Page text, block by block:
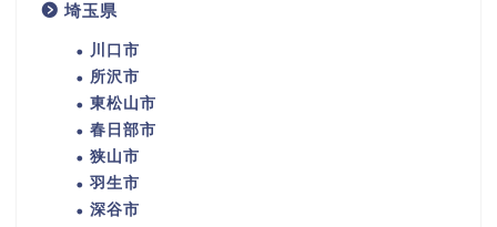
埼玉県
川口市
所沢市
東松山市
春日部市
狭山市
羽生市
深谷市